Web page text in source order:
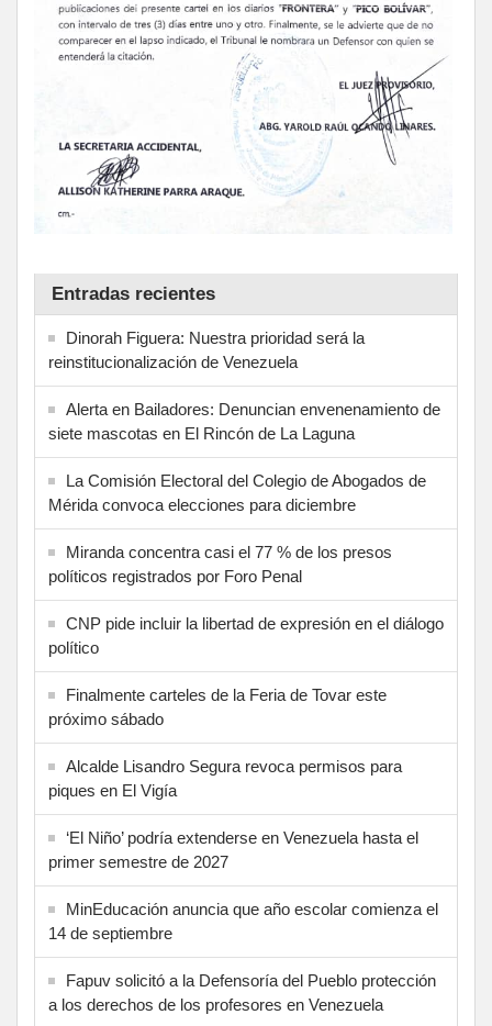
Entradas recientes
Dinorah Figuera: Nuestra prioridad será la
reinstitucionalización de Venezuela
Alerta en Bailadores: Denuncian envenenamiento de
siete mascotas en El Rincón de La Laguna
La Comisión Electoral del Colegio de Abogados de
Mérida convoca elecciones para diciembre
Miranda concentra casi el 77 % de los presos
políticos registrados por Foro Penal
CNP pide incluir la libertad de expresión en el diálogo
político
Finalmente carteles de la Feria de Tovar este
próximo sábado
Alcalde Lisandro Segura revoca permisos para
piques en El Vigía
‘El Niño’ podría extenderse en Venezuela hasta el
primer semestre de 2027
MinEducación anuncia que año escolar comienza el
14 de septiembre
Fapuv solicitó a la Defensoría del Pueblo protección
a los derechos de los profesores en Venezuela